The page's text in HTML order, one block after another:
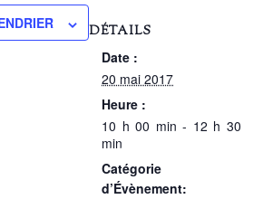
DÉTAILS
Date :
20 mai 2017
Heure :
10 h 00 min - 12 h 30
min
Catégorie
d’Évènement: